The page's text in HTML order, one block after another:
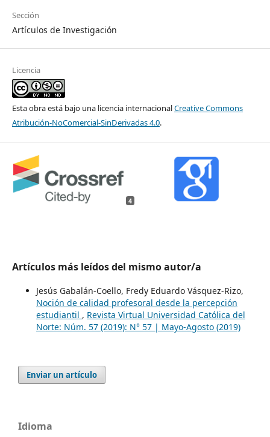
Sección
Artículos de Investigación
Licencia
Esta obra está bajo una licencia internacionalCreative Commons
Atribución-NoComercial-SinDerivadas 4.0.
4
Artículos más leídos del mismo autor/a
Jesús Gabalán-Coello, Fredy Eduardo Vásquez-Rizo,
Noción de calidad profesoral desde la percepción
estudiantil , Revista Virtual Universidad Católica del
Norte: Núm. 57 (2019): N° 57 | Mayo-Agosto (2019)
Enviar un artículo
Idioma